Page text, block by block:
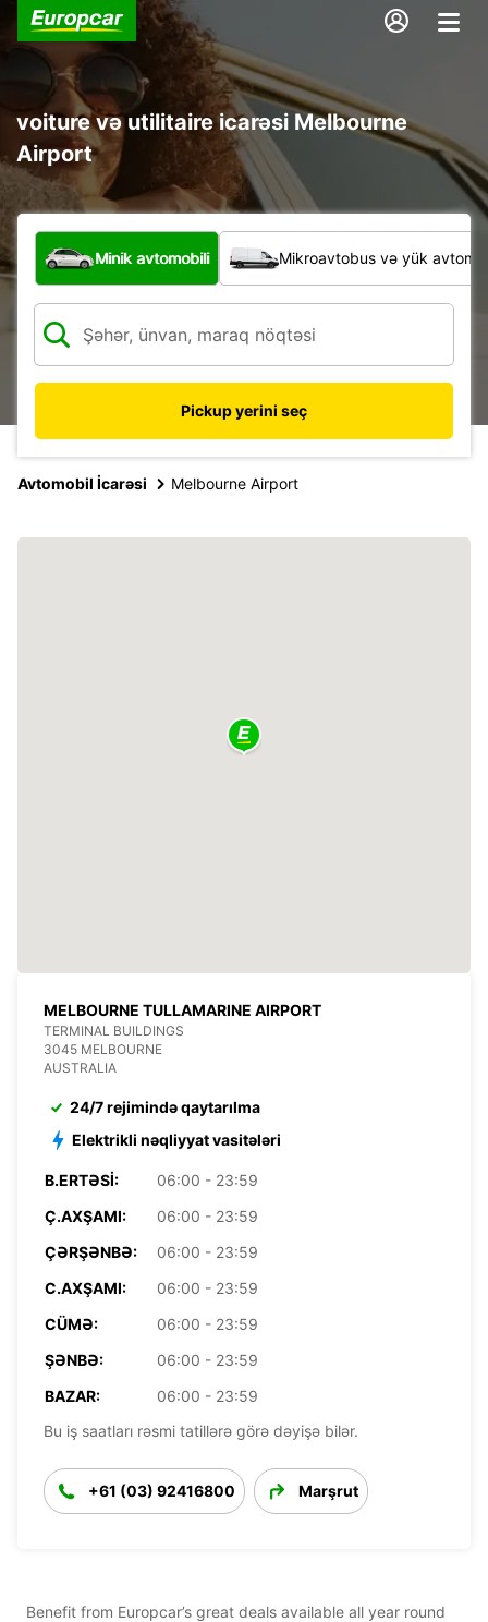
voiture və utilitaire icarəsi Melbourne
Airport
Hansı növ nəqliyyat vasitəsi?
Minik avtomobili Mikroavtobus və yük
Pickup yerini seç
Avtomobil İcarəsi Melbourne Airport
MELBOURNE TULLAMARINE AIRPORT
TERMINAL BUILDINGS
3045 MELBOURNE
AUSTRALIA
24/7 rejimində qaytarılma
Elektrikli nəqliyyat vasitələri
B.ERTƏSI:
06:00 - 23:59
Ç.AXŞAMI:
06:00 - 23:59
ÇƏRŞƏNBƏ:
06:00 - 23:59
C.AXŞAMI:
06:00 - 23:59
CÜMƏ:
06:00 - 23:59
ŞƏNBƏ:
06:00 - 23:59
BAZAR:
06:00 - 23:59
Bu iş saatları rəsmi tatillərə görə dəyişə bilər.
+61 (03) 92416800 Marşrut
Benefit from Europcar’s great deals available all year round